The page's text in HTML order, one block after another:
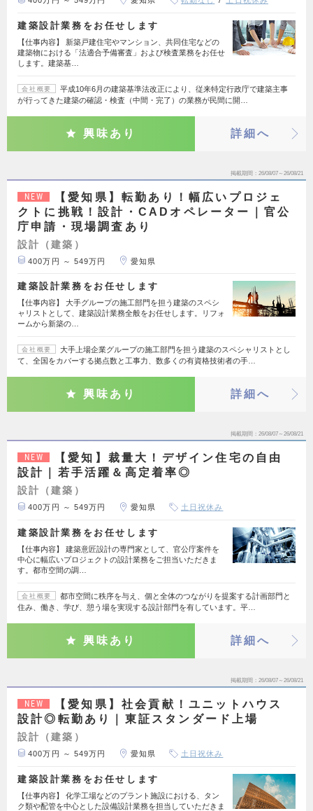
建築設計業務をお任せします
【仕事内容】 新築戸建住宅やマンション、共同住宅などの
建築物における「法適合予備審査」および検査業務をお任せ
します。建築基…
会社概要
平成10年6月の建築基準法改正により、従来特定行政庁で建築主事
が行ってきた建築の確認・検査（中間・完了）の業務が民間に開…
興味あり 詳細へ
掲載期間 26/08/07～26/08/21
NEW
【愛知県】転勤あり！幅広いプロジェ
クトに挑戦！設計・CADオペレーター｜官公
庁申請・現場調査あり
設計（建築）
400万円 ～ 549万円 愛知県
建築設計業務をお任せします
【仕事内容】 大手グループの施工部門を担う建築のスペシ
ャリストとして、建築設計業務全般をお任せします。リフォ
ームから新築の…
会社概要
大手上場企業グループの施工部門を担う建築のスペシャリストとし
て、全国をカバーする拠点数と工事力、数多くの有資格技術者の手…
興味あり 詳細へ
掲載期間 26/08/07～26/08/21
NEW
【愛知】裁量大！デザイン住宅の自由
設計｜若手活躍＆高定着率◎
設計（建築）
400万円 ～ 549万円 愛知県 土日祝休み
建築設計業務をお任せします
【仕事内容】 建築意匠設計の専門家として、官公庁案件を
中心に幅広いプロジェクトの設計業務をご担当いただきま
す。都市空間の調…
会社概要
都市空間に秩序を与え、個と全体のつながりを提案する計画部門と
住み、働き、学び、憩う場を実現する設計部門を有しています。平…
興味あり 詳細へ
掲載期間 26/08/07～26/08/21
NEW
【愛知県】社会貢献！ユニットハウス
設計◎転勤あり｜東証スタンダード上場
設計（建築）
400万円 ～ 549万円 愛知県 土日祝休み
建築設計業務をお任せします
【仕事内容】 化学工場などのプラント施設における、タン
ク類や配管を中心とした設備設計業務を担当していただきま